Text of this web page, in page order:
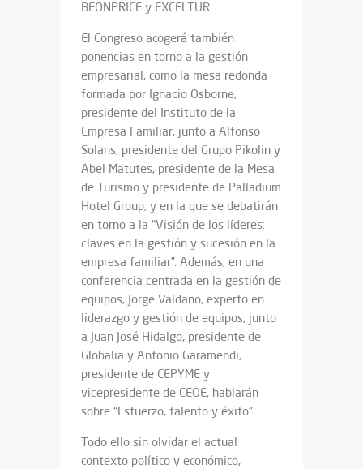
BEONPRICE y EXCELTUR.
El Congreso acogerá también
ponencias en torno a la gestión
empresarial, como la mesa redonda
formada por Ignacio Osborne,
presidente del Instituto de la
Empresa Familiar, junto a Alfonso
Solans, presidente del Grupo Pikolin y
Abel Matutes, presidente de la Mesa
de Turismo y presidente de Palladium
Hotel Group, y en la que se debatirán
en torno a la “Visión de los líderes:
claves en la gestión y sucesión en la
empresa familiar”. Además, en una
conferencia centrada en la gestión de
equipos, Jorge Valdano, experto en
liderazgo y gestión de equipos, junto
a Juan José Hidalgo, presidente de
Globalia y Antonio Garamendi,
presidente de CEPYME y
vicepresidente de CEOE, hablarán
sobre “Esfuerzo, talento y éxito”.
Todo ello sin olvidar el actual
contexto político y económico,